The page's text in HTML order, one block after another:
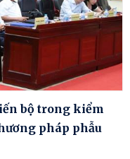
bộ trong kiểm
pháp phẫu